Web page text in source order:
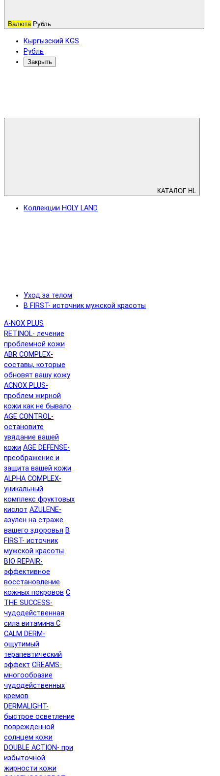
Валюта Рубль
Кыргызский KGS
Рубль
Закрыть
КАТАЛОГ HL
Коллекции HOLY LAND
Уход за телом
B FIRST- источник мужской красоты
A-NOX PLUS
RETINOL- лечение
проблемной кожи
ABR COMPLEX-
составы, которые
обновят вашу кожу
ACNOX PLUS-
проблем жирной
кожи как не бывало
AGE CONTROL-
остановите
увядание вашей
кожи AGE DEFENSE-
преображение и
защита вашей кожи
ALPHA COMPLEX-
уникальный
комплекс фруктовых
кислот AZULENE-
азулен на страже
вашего здоровья B
FIRST- источник
мужской красоты
BIO REPAIR-
эффективное
восстановление
кожных покровов C
THE SUCCESS-
чудодейственная
сила витамина C
CALM DERM-
ощутимый
терапевтический
эффект CREAMS-
многообразие
чудодейственных
кремов
DERMALIGHT-
быстрое осветление
поврежденной
солнцем кожи
DOUBLE ACTION- при
избыточной
жирности кожи